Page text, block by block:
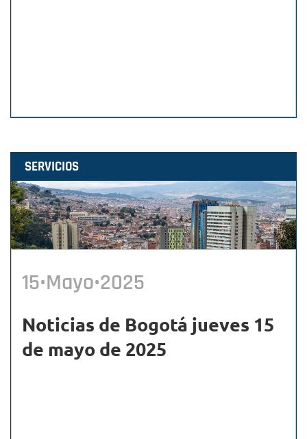
SERVICIOS
15•Mayo•2025
Noticias de Bogotá jueves 15
de mayo de 2025